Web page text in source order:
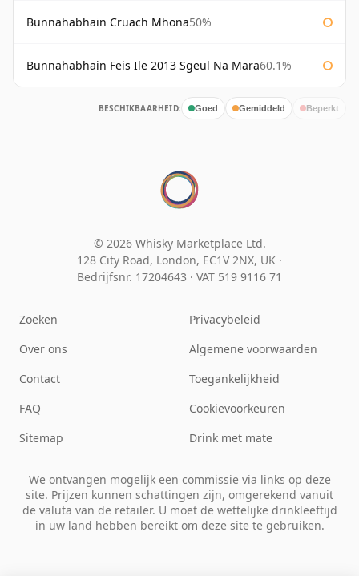
Bunnahabhain Cruach Mhona50%
Bunnahabhain Feis Ile 2013 Sgeul Na Mara60.1%
BESCHIKBAARHEID: Goed Gemiddeld Beperkt
© 2026 Whisky Marketplace Ltd.
128 City Road, London, EC1V 2NX, UK ·
Bedrijfsnr. 17204643 · VAT 519 9116 71
Zoeken
Over ons
Contact
FAQ
Sitemap
Privacybeleid
Algemene voorwaarden
Toegankelijkheid
Cookievoorkeuren
Drink met mate
We ontvangen mogelijk een commissie via links op deze
site. Prijzen kunnen schattingen zijn, omgerekend vanuit
de valuta van de retailer. U moet de wettelijke drinkleeftijd
in uw land hebben bereikt om deze site te gebruiken.